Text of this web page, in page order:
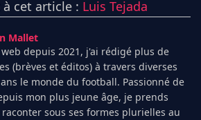
à cet article : Luis Tejada
Mallet
depuis 2021, j'ai rédigé plus de
(brèves et éditos) à travers diverses
le monde du football. Passionné de
mon plus jeune âge, je prends
sous ses formes plurielles au